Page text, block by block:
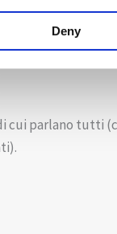
Deny
cui parlano tutti